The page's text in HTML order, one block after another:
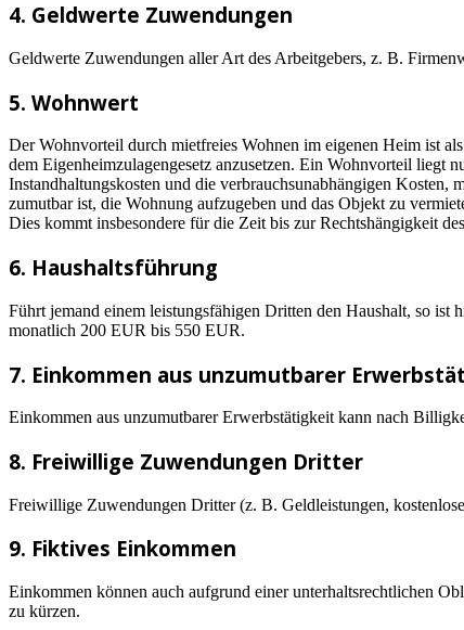
4. Geldwerte Zuwendungen
Geldwerte Zuwendungen aller Art des Arbeitgebers, z. B.
5. Wohnwert
Der Wohnvorteil durch mietfreies Wohnen im eigenen Heim ist
dem Eigenheimzulagengesetz anzusetzen. Ein Wohnvorteil liegt
Instandhaltungskosten und die verbrauchsunabhängigen
zumutbar ist, die Wohnung aufzugeben und das Objekt zu
Dies kommt insbesondere für die Zeit bis zur Rechtshängigkeit
6. Haushaltsführung
Führt jemand einem leistungsfähigen Dritten den Haushalt, so ist
monatlich 200 EUR bis 550 EUR.
7. Einkommen aus unzumutbarer
Einkommen aus unzumutbarer Erwerbstätigkeit kann nach
8. Freiwillige Zuwendungen Dritter
Freiwillige Zuwendungen Dritter (z. B. Geldleistungen,
9. Fiktives Einkommen
Einkommen können auch aufgrund einer unterhaltsrechtlichen
zu kürzen.